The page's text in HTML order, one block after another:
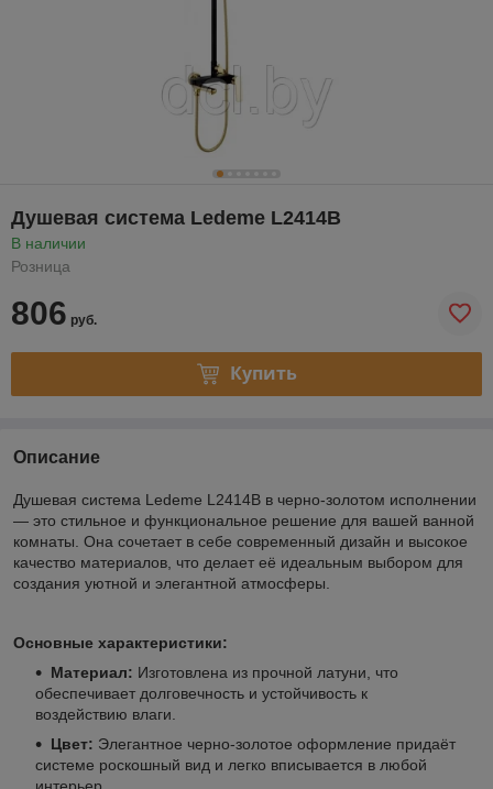
Душевая система Ledeme L2414B
В наличии
Розница
806 руб.
Купить
Описание
Душевая система Ledeme L2414B в черно-золотом исполнении
— это стильное и функциональное решение для вашей ванной
комнаты. Она сочетает в себе современный дизайн и высокое
качество материалов, что делает её идеальным выбором для
создания уютной и элегантной атмосферы.
Основные характеристики:
Материал: Изготовлена из прочной латуни, что
обеспечивает долговечность и устойчивость к
воздействию влаги.
Цвет: Элегантное черно-золотое оформление придаёт
системе роскошный вид и легко вписывается в любой
интерьер.